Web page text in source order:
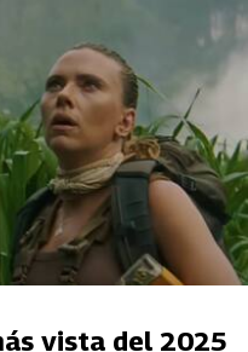
vista del 2025